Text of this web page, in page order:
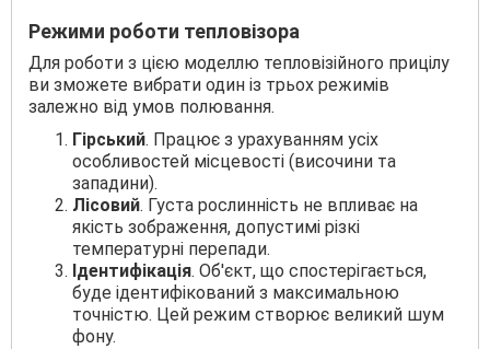
Режими роботи тепловізора
Для роботи з цією моделлю тепловізійного прицілу
ви зможете вибрати один із трьох режимів
залежно від умов полювання.
Гірський. Працює з урахуванням усіх
особливостей місцевості (височини та
западини).
Лісовий. Густа рослинність не впливає на
якість зображення, допустимі різкі
температурні перепади.
Ідентифікація. Об'єкт, що спостерігається,
буде ідентифікований з максимальною
точністю. Цей режим створює великий шум
фону.